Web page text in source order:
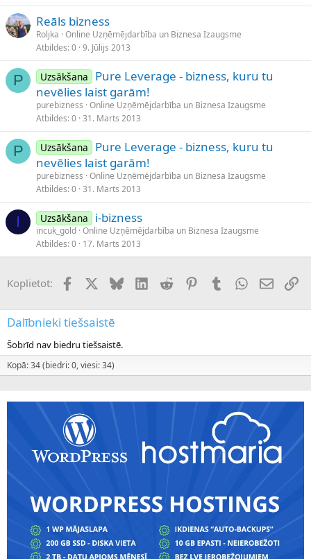
Reāls bizness
Roljka Online Uzņēmējdarbība un Biznesa Izaugsme
Atbildes 0 9. Jūlijs 2013
P Uzsākšana
Pure Leverage - bizness, kuru tu
nevēlies laist garām!
purebizness Online Uzņēmējdarbība un Biznesa Izaugsme
Atbildes 0 31. Marts 2013
P Uzsākšana
Pure Leverage - bizness, kuru tu
nevēlies laist garām!
purebizness Online Uzņēmējdarbība un Biznesa Izaugsme
Atbildes 0 31. Marts 2013
I Uzsākšana i-bizness
incuk_gold Online Uzņēmējdarbība un Biznesa Izaugsme
Atbildes 0 17. Marts 2013
Koplietot: FacebookX (Twitter)
BlueskyLinkedInReddit PinterestTumblrWhatsApp
E-pasts
Dalībnieki tiešsaistē
Šobrīd nav biedru tiešsaistē.
Kopā: 34 (biedri: 0, viesi: 34)